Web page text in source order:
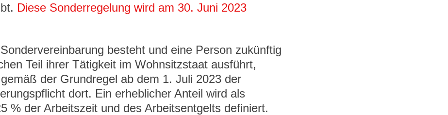
Diese Sonderregelung wird am 30. Juni 2023
besteht und eine Person zukünftig
Teil ihrer Tätigkeit im Wohnsitzstaat ausführt,
der Grundregel ab dem 1. Juli 2023 der
dort. Ein erheblicher Anteil wird als
% der Arbeitszeit und des Arbeitsentgelts definiert.